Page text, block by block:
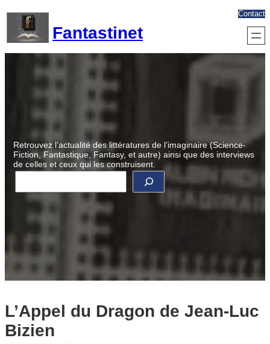
contenu
Fantastinet
Contact
Retrouvez l’actualité des littératures de l’imaginaire (Science-
Fiction, Fantastique, Fantasy, et autre) ainsi que des interviews
de celles et ceux qui les construisent.
R
c
L’Appel du Dragon de Jean-Luc
Bizien